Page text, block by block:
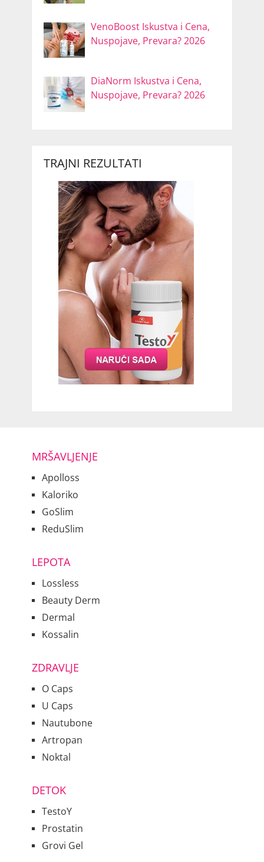
VenoBoost Iskustva i Cena,
Nuspojave, Prevara? 2026
DiaNorm Iskustva i Cena,
Nuspojave, Prevara? 2026
TRAJNI REZULTATI
MRŠAVLJENJE
Apolloss
Kaloriko
GoSlim
ReduSlim
LEPOTA
Lossless
Beauty Derm
Dermal
Kossalin
ZDRAVLJE
O Caps
U Caps
Nautubone
Artropan
Noktal
DETOK
TestoY
Prostatin
Grovi Gel